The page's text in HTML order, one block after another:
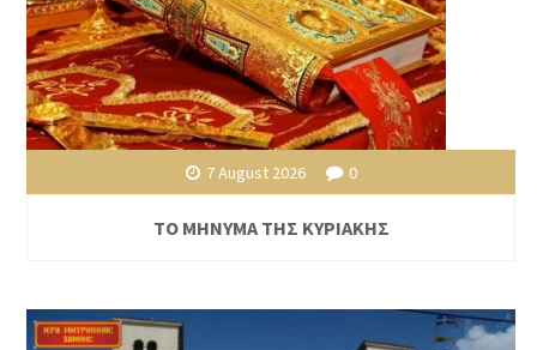
7 August 2026 0
ΤΟ ΜΗΝΥΜΑ ΤΗΣ ΚΥΡΙΑΚΗΣ